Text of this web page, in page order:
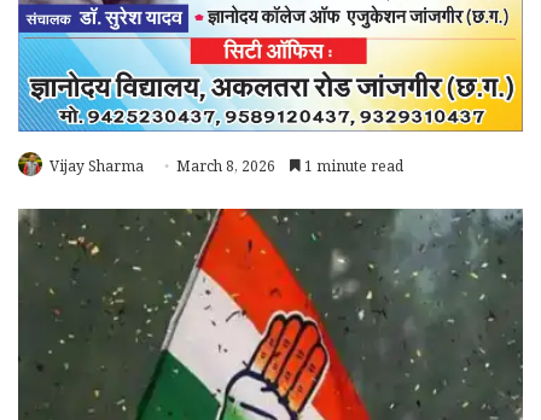
Vijay Sharma March 8, 2026 1 minute read